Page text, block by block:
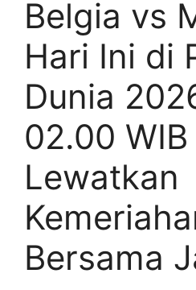
Belgia vs
Hari Ini di
Dunia
02.00
Lewatkan
Bersama